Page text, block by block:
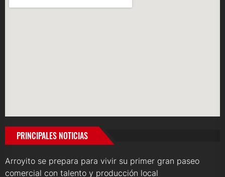
PRINCIPALES NOTICIAS
Arroyito se prepara para vivir su primer gran paseo
comercial con talento y producción local